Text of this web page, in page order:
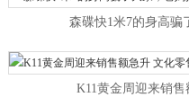
森碟快1米7的身高骗
K11黄金周迎来销